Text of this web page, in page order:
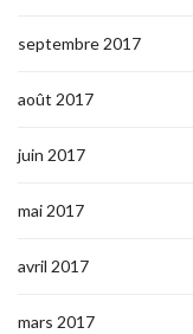
septembre 2017
août 2017
juin 2017
mai 2017
avril 2017
mars 2017